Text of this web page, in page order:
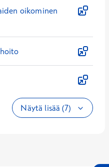
oikominen
Näytä lisää (7)